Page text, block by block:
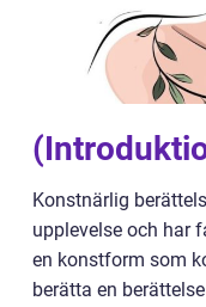
Konstnärlig
upplevelse och har
en konstform som
berätta en